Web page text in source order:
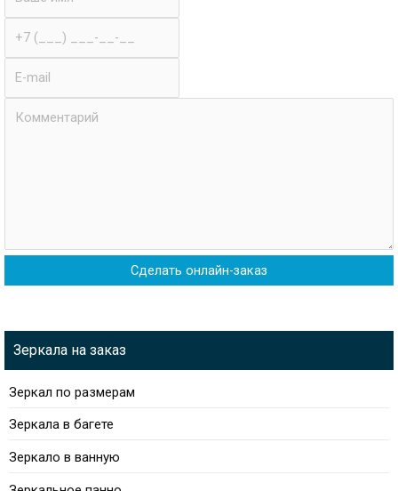
Зеркала на заказ
Зеркал по размерам
Зеркала в багете
Зеркало в ванную
mail